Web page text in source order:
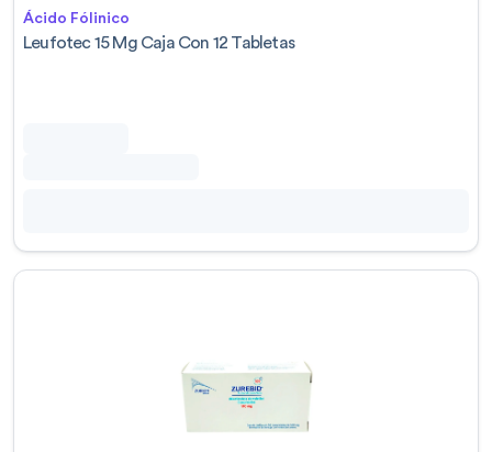
Ácido Fólinico
Leufotec 15 Mg Caja Con 12 Tabletas